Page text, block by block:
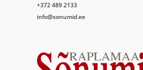
+372 489 2133
info@sonumid.ee